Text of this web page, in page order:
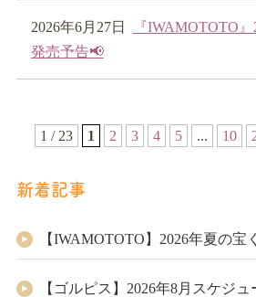
2026年6月27日
『IWAMOTOTO
発売予告📢
1 / 23 1 2 3 4 5 ... 10
新着記事
【IWAMOTOTO】2026年夏の宝
【ゴルピス】2026年8月スケジュ